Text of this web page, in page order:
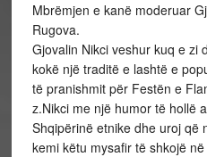
Mbrëmjen e kanë moderuar
Rugova.
Gjovalin Nikci veshur kuq e zi
kokë një traditë e lashtë e
të pranishmit për Festën e
z.Nikci me një humor të hollë
Shqipërinë etnike dhe uroj që
kemi këtu mysafir të shkojë